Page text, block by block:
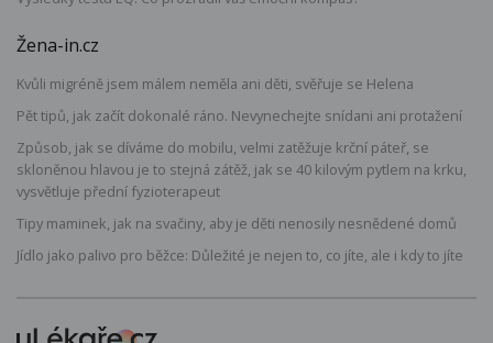
Žena-in.cz
Kvůli migréně jsem málem neměla ani děti, svěřuje se Helena
Pět tipů, jak začít dokonalé ráno. Nevynechejte snídani ani protažení
Způsob, jak se díváme do mobilu, velmi zatěžuje krční páteř, se
skloněnou hlavou je to stejná zátěž, jak se 40 kilovým pytlem na krku,
vysvětluje přední fyzioterapeut
Tipy maminek, jak na svačiny, aby je děti nenosily nesnědené domů
Jídlo jako palivo pro běžce: Důležité je nejen to, co jíte, ale i kdy to jíte